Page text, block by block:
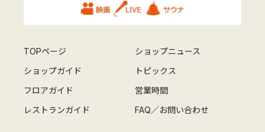
TOPページ
ショップニュース
ショップガイド
トピックス
フロアガイド
営業時間
レストランガイド
FAQ／お問い合わせ